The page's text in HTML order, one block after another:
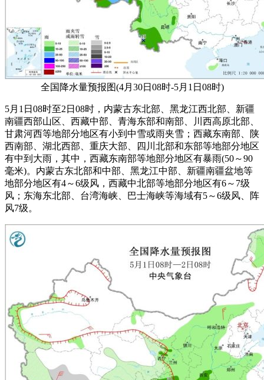
全国降水量预报图(4月30日08时-5月1日08时)
5月1日08时至2日08时，内蒙古东北部、黑龙江西北部、新疆
南疆西部山区、西藏中部、青海东部和南部、川西高原北部、
甘肃河西等地部分地区有小到中雪或雨夹雪；西藏东南部、陕
西南部、湖北西部、重庆大部、四川北部和东部等地部分地区
有中到大雨，其中，西藏东南部等地部分地区有暴雨(50～90
毫米)。内蒙古东北部和中部、黑龙江中部、新疆南疆盆地等
地部分地区有4～6级风，西藏中北部等地部分地区有6～7级
风；东海东北部、台湾海峡、巴士海峡等海域有5～6级风、阵
风7级。